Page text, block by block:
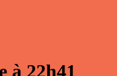
à 22h41